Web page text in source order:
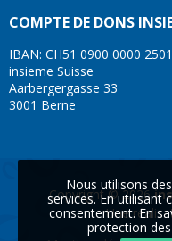
COMPTE DE DONS
IBAN: CH51 0900 0000
insieme Suisse
Aarbergergasse 33
3001 Berne
Copyright © 2026
Une
Nous utilisons
services. En utilisant
consentement. En
protection